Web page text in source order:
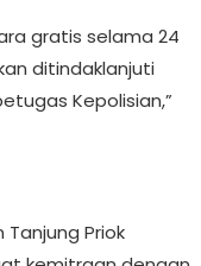
gratis selama 24
ditindaklanjuti
Kepolisian,”
Tanjung Priok